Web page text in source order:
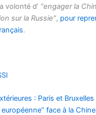
volonté d’ “engager la
sur la Russie”, pour
.
: Paris et
européenne” face à la Chine